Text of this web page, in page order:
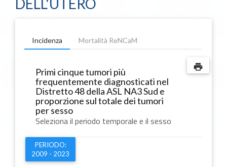
DELL'UTERO
Incidenza Mortalità ReNCaM
print
Primi cinque tumori più
frequentemente diagnosticati nel
Distretto 48 della ASL NA3 Sud e
proporzione sul totale dei tumori
per sesso
Seleziona il periodo temporale e il sesso
PERIODO:
2009 - 2023